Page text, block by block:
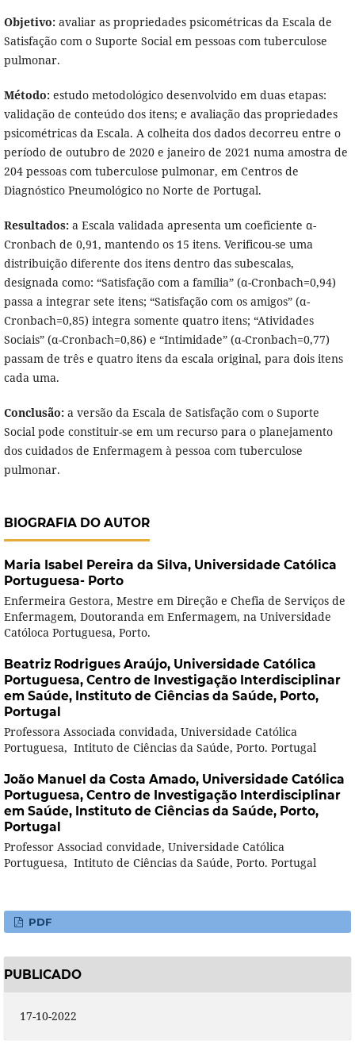
Objetivo:avaliar as propriedades psicométricas da Escala de
Satisfação com o Suporte Social em pessoas com tuberculose
pulmonar.
Método:estudo metodológico desenvolvido em duas etapas:
validação de conteúdo dos itens; e avaliação das propriedades
psicométricas da Escala. A colheita dos dados decorreu entre o
período de outubro de 2020 e janeiro de 2021 numa amostra de
204 pessoas com tuberculose pulmonar, em Centros de
Diagnóstico Pneumológico no Norte de Portugal.
Resultados:a Escala validada apresenta um coeficiente α-
Cronbach de 0,91, mantendo os 15 itens. Verificou-se uma
distribuição diferente dos itens dentro das subescalas,
designada como: “Satisfação com a família” (α-Cronbach=0,94)
passa a integrar sete itens; “Satisfação com os amigos” (α-
Cronbach=0,85) integra somente quatro itens; “Atividades
Sociais” (α-Cronbach=0,86) e “Intimidade” (α-Cronbach=0,77)
passam de três e quatro itens da escala original, para dois itens
cada uma.
Conclusão:a versão da Escala de Satisfação com o Suporte
Social pode constituir-se em um recurso para o planejamento
dos cuidados de Enfermagem à pessoa com tuberculose
pulmonar.
BIOGRAFIA DO AUTOR
Maria Isabel Pereira da Silva, Universidade Católica
Portuguesa- Porto
Enfermeira Gestora, Mestre em Direção e Chefia de Serviços de
Enfermagem, Doutoranda em Enfermagem, na Universidade
Católoca Portuguesa, Porto.
Beatriz Rodrigues Araújo, Universidade Católica
Portuguesa, Centro de Investigação Interdisciplinar
em Saúde, Instituto de Ciências da Saúde, Porto,
Portugal
Professora Associada convidada, Universidade Católica
Portuguesa, Intituto de Ciências da Saúde, Porto. Portugal
João Manuel da Costa Amado, Universidade Católica
Portuguesa, Centro de Investigação Interdisciplinar
em Saúde, Instituto de Ciências da Saúde, Porto,
Portugal
Professor Associad convidade, Universidade Católica
Portuguesa, Intituto de Ciências da Saúde, Porto. Portugal
PDF
PUBLICADO
17-10-2022